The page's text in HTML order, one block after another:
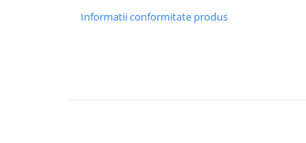
Informatii conformitate produs